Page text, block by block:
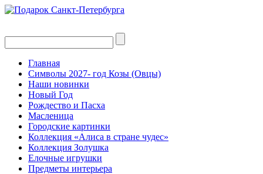
Главная
Символы 2027- год Козы (Овцы)
Наши новинки
Новый Год
Рождество и Пасха
Масленица
Городские картинки
Коллекция «Алиса в стране чудес»
Коллекция Золушка
Елочные игрушки
Предметы интерьера